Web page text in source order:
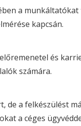
a munkáltatókat
kapcsán.
és
számára.
de a felkészülést
a céges